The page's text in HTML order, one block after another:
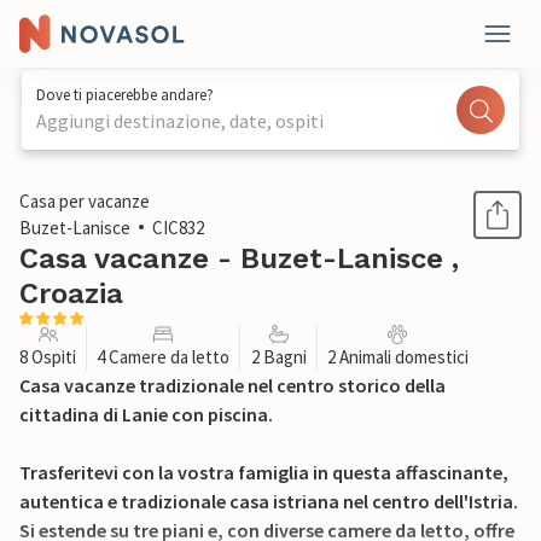
Dove ti piacerebbe andare?
Aggiungi destinazione, date, ospiti
1 / 22
Casa per vacanze
Buzet-Lanisce
CIC832
Casa vacanze - Buzet-Lanisce ,
Croazia
8 Ospiti 4 Camere da letto 2 Bagni 2 Animali domestici
Casa vacanze tradizionale nel centro storico della
cittadina di Lanie con piscina.
Trasferitevi con la vostra famiglia in questa affascinante,
autentica e tradizionale casa istriana nel centro dell'Istria.
Si estende su tre piani e, con diverse camere da letto, offre